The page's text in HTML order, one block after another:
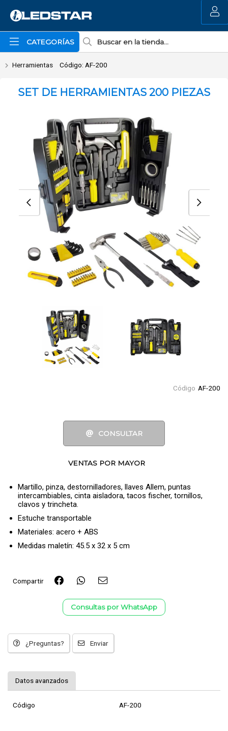
Enviar a email
CATEGORÍAS
MI COMPRA
Herramientas Código: AF-200
SET DE HERRAMIENTAS 200 PIEZAS
Código AF-200
CONSULTAR
VENTAS POR MAYOR
Martillo, pinza, destornilladores, llaves Allem, puntas
intercambiables, cinta aisladora, tacos fischer, tornillos,
clavos y trincheta.
Estuche transportable
Materiales: acero + ABS
Medidas maletín: 45.5 x 32 x 5 cm
Compartir
Consultas por WhatsApp
¿Preguntas? Enviar
Datos avanzados
Código AF-200